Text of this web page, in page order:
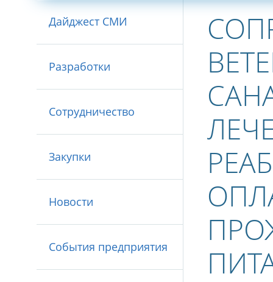
Дайджест СМИ
Разработки
Сотрудничество
Закупки
Новости
События предприятия